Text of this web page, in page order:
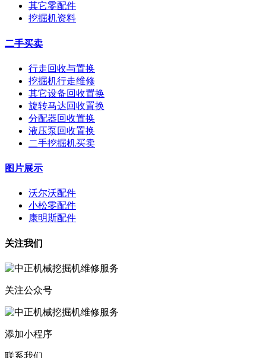
其它零配件
挖掘机资料
二手买卖
行走回收与置换
挖掘机行走维修
其它设备回收置换
旋转马达回收置换
分配器回收置换
液压泵回收置换
二手挖掘机买卖
图片展示
沃尔沃配件
小松零配件
康明斯配件
关注我们
关注公众号
添加小程序
联系我们